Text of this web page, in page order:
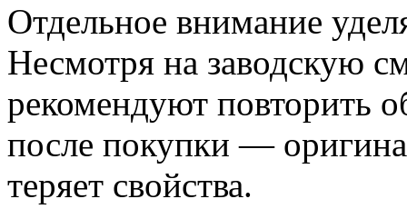
Отдельное внимание
Несмотря на заводскую
рекомендуют повторить
после покупки —
теряет свойства.